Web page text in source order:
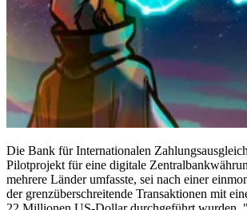
Die Bank für Internationalen
Pilotprojekt für eine digitale
mehrere Länder umfasste, sei nach einer
der grenzüberschreitende Transaktionen mit